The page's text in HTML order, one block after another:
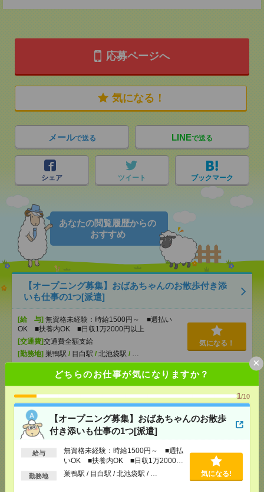
どちらのお仕事が気になりますか？
1/10
【オープニング募集】おばあちゃんのお散歩
付き添いも仕事の1つ[派遣]
給与
無資格未経験：時給1500円～ ■週払
いOK ■扶養内OK ■日収1万2000円
以上
勤務地 巣鴨駅 / 目白駅 / 北池袋駅 / … 気になる!
×
応募ページへ
気になる！
メールで送る LINEで送る
シェア ツイート ブックマーク
あなたの閲覧履歴からの
おすすめ
【オープニング募集】おばあちゃんのお散歩付き添
いも仕事の1つ[派遣]
[給 与] 無資格未経験：時給1500円～ ■週払い
OK ■扶養内OK ■日収1万2000円以上
[交通費]交通費全額支給
[勤務地] 巣鴨駅 / 目白駅 / 北池袋駅 / …
気になる！
説明会参加で全員に【現金2千円相当プレゼント】生
活のお手伝い[派遣]
[給 与]
無資格未経験：時給1500円～ ■週払い
OK ■扶養内OK ■日収1万2000円以上
[交通費]交通費全額支給
[勤務地]錦糸町駅/とうきょうスカイツリー駅 /京